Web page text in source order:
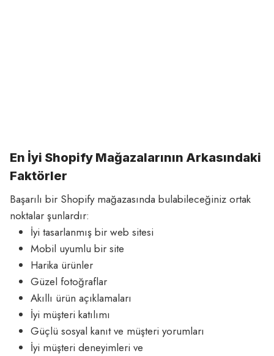
En İyi Shopify Mağazalarının Arkasındaki
Faktörler
Başarılı bir Shopify mağazasında bulabileceğiniz ortak
noktalar şunlardır:
İyi tasarlanmış bir web sitesi
Mobil uyumlu bir site
Harika ürünler
Güzel fotoğraflar
Akıllı ürün açıklamaları
İyi müşteri katılımı
Güçlü sosyal kanıt ve müşteri yorumları
İyi müşteri deneyimleri ve